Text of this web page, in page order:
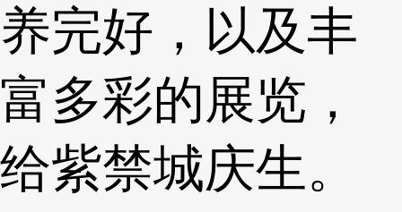
养完好，以及丰
富多彩的展览，
给紫禁城庆生。